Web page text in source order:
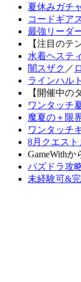
夏休みガチ
コードギア
最強リーダ
【注目のテ
水着ヘステ
闇スザク ／
ラインハルト
【開催中の
ワンタッチ
魔夏の＋限
ワンタッチ
8月クエスト
GameWith
パズドラ攻
未経験可&